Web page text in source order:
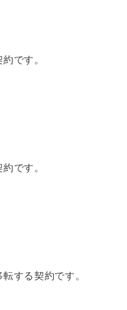
です。
です。
する契約です。